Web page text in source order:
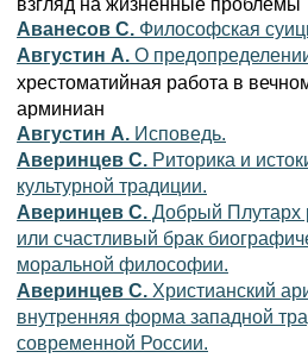
Аванесов С. Философская
Августин А. О
хрестоматийная работа в
арминиан
Августин А. Исповедь.
Аверинцев С. Риторика и
культурной традиции.
Аверинцев С. Добрый Плутарх
или счастливый брак
моральной философии.
Аверинцев С. Христианский
внутренняя форма западной
современной России.